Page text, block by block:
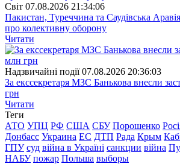
Свiт 07.08.2026 21:34:06
Пакистан, Туреччина та Саудівська
про колективну оборону
Читати
Надзвичайні події 07.08.2026 20:36:03
За екссекретаря МЗС Банькова внесли
грн
Читати
Теги
АТО УПЦ РФ США СБУ Порошенко
Донбасс Украина ЕС ДТП Рада Крым
ГПУ суд війна в Україні санкции війна
НАБУ пожар Польша выборы